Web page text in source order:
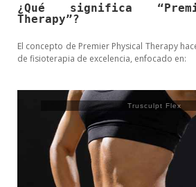
¿Qué significa
Therapy”?
El concepto de Premier Physical Therapy
de fisioterapia de excelencia, enfocado en:
Trusculpt Flex